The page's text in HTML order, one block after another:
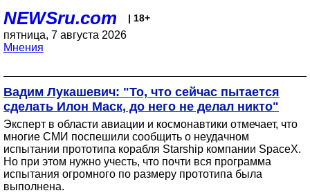
NEWSru.com | 18+
пятница, 7 августа 2026
Мнения
Вадим Лукашевич: "То, что сейчас пытается
сделать Илон Маск, до него не делал никто"
Эксперт в области авиации и космонавтики отмечает, что
многие СМИ поспешили сообщить о неудачном
испытании прототипа корабля Starship компании SpaceX.
Но при этом нужно учесть, что почти вся программа
испытания огромного по размеру прототипа была
выполнена.